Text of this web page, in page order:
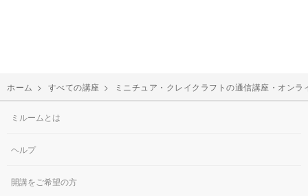
ホーム > すべての講座 > ミニチュア・クレイクラフトの通信講座・オンラ
ミルームとは
ヘルプ
開講をご希望の方